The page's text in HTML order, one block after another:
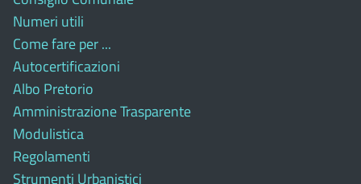
Numeri utili
Come fare per ...
Autocertificazioni
Albo Pretorio
Amministrazione Trasparente
Modulistica
Regolamenti
Strumenti Urbanistici